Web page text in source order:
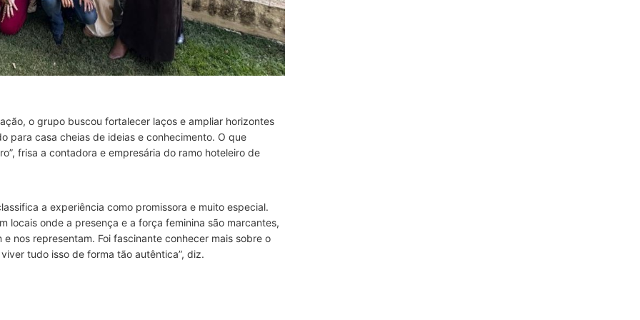
o grupo buscou fortalecer laços e ampliar horizontes
para casa cheias de ideias e conhecimento. O que
frisa a contadora e empresária do ramo hoteleiro de
a experiência como promissora e muito especial.
locais onde a presença e a força feminina são marcantes,
nos representam. Foi fascinante conhecer mais sobre o
tudo isso de forma tão autêntica”, diz.